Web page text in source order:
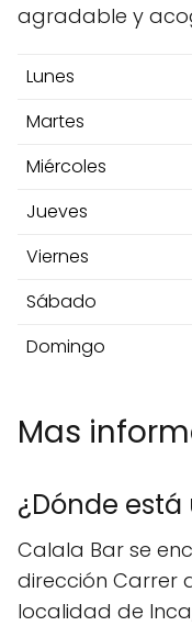
agradable y
Lunes
Martes
Miércoles
Jueves
Viernes
Sábado
Domingo
Mas
¿Dónde
Calala Bar se
dirección Carrer
localidad de